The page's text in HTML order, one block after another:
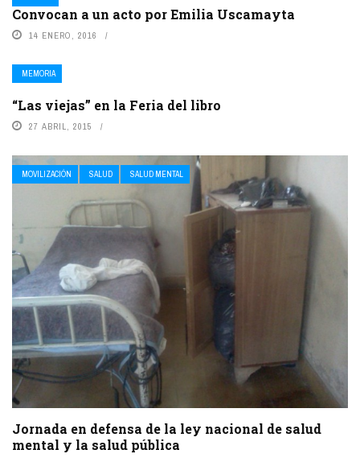
Convocan a un acto por Emilia Uscamayta
14 ENERO, 2016
MEMORIA
“Las viejas” en la Feria del libro
27 ABRIL, 2015
MOVILIZACIÓN SALUD SALUD MENTAL
Jornada en defensa de la ley nacional de salud
mental y la salud pública